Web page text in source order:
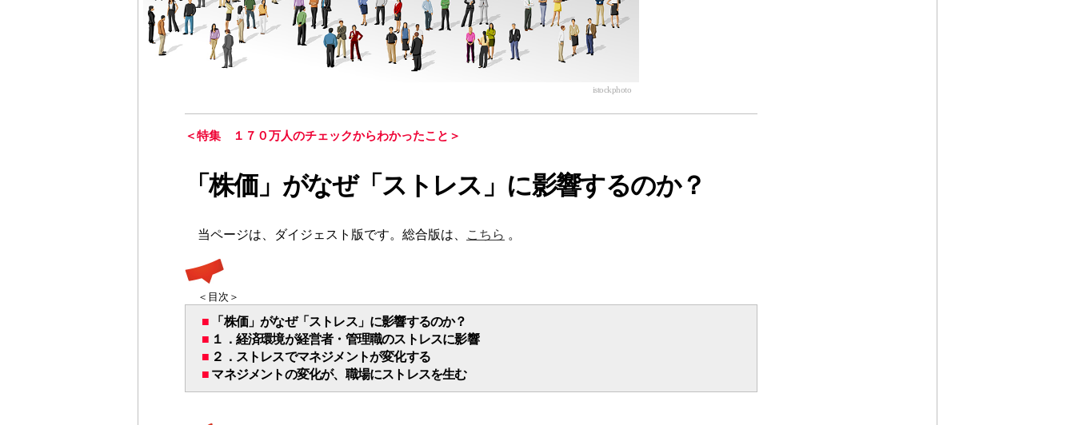
istockphoto
＜特集 １７０万人のチェックからわかったこと ＞
「株価」がなぜ「ストレス」に影響するのか？
当ページは、ダイジェスト版です。総合版は、 こちら 。
＜目次＞
■ 「株価」がなぜ「ストレス」に影響するのか？
■ １．経済環境が経営者・管理職のストレスに影響
■ ２．ストレスでマネジメントが変化する
■ マネジメントの変化が、職場にストレスを生む